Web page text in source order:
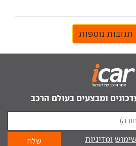
תגובות נוספות
ומבצעים בעולם הרכב
ומדיניות